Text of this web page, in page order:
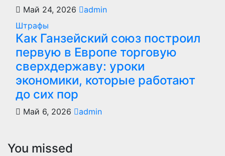
Май 24, 2026
admin
Штрафы
Как Ганзейский союз построил
первую в Европе торговую
сверхдержаву: уроки
экономики, которые работают
до сих пор
Май 6, 2026 admin
You missed